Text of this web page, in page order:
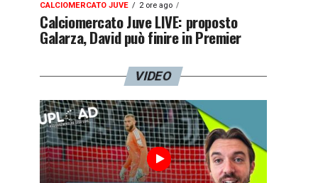
CALCIOMERCATO JUVE 2 ore ago
Calciomercato Juve LIVE: proposto
Galarza, David può finire in Premier
VIDEO